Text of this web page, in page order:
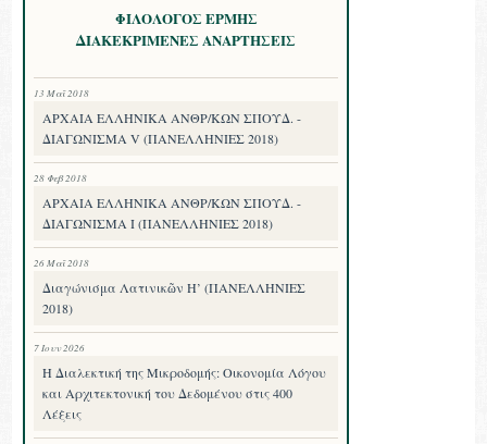
ΦΙΛΟΛΟΓΟΣ ΕΡΜΗΣ
ΔΙΑΚΕΚΡΙΜΕΝΕΣ ΑΝΑΡΤΗΣΕΙΣ
13 Μαΐ 2018
ΑΡΧΑΙΑ ΕΛΛΗΝΙΚΑ ΑΝΘΡ/ΚΩΝ ΣΠΟΥΔ. -
ΔΙΑΓΩΝΙΣΜΑ V (ΠΑΝΕΛΛΗΝΙΕΣ 2018)
28 Φεβ 2018
ΑΡΧΑΙΑ ΕΛΛΗΝΙΚΑ ΑΝΘΡ/ΚΩΝ ΣΠΟΥΔ. -
ΔΙΑΓΩΝΙΣΜΑ I (ΠΑΝΕΛΛΗΝΙΕΣ 2018)
26 Μαΐ 2018
Διαγώνισμα Λατινικῶν Η’ (ΠΑΝΕΛΛΗΝΙΕΣ
2018)
7 Ιουν 2026
Η Διαλεκτική της Μικροδομής: Οικονομία Λόγου
και Αρχιτεκτονική του Δεδομένου στις 400
Λέξεις